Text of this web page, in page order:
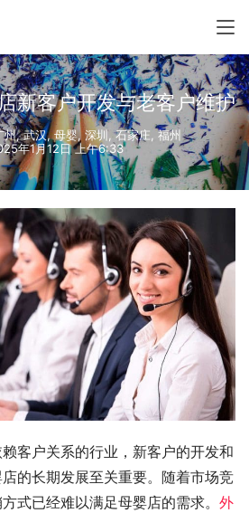
新客户开发与老客户维护
州,武汉,母婴, 深圳,石家庄 ,福州
年1月12日 上午6:33
客户关系的行业，新客户的开发和
的长期发展至关重要。随着市场竞
式已经难以满足母婴店的需求。 外